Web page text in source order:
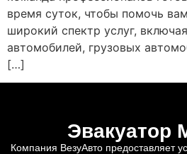
время суток, чтобы помочь
широкий спектр услуг,
автомобилей, грузовых
[…]
Эвакуатор
Компания ВезуАвто предоставляет